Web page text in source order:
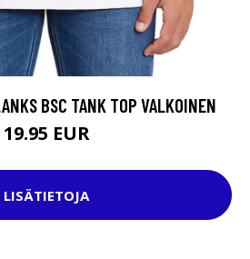
BSC TANK TOP VALKOINEN
19.95 EUR
LISÄTIETOJA